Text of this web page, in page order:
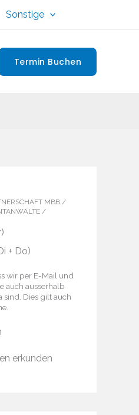
Sonstige
Termin Buchen
MBB /
/
+ Do)
wir per E-Mail und
auch ausserhalb
sind. Dies gilt auch
erkunden